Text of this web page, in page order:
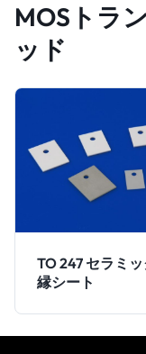
MOSトラ
ッド
TO 247 セラミ
縁シート